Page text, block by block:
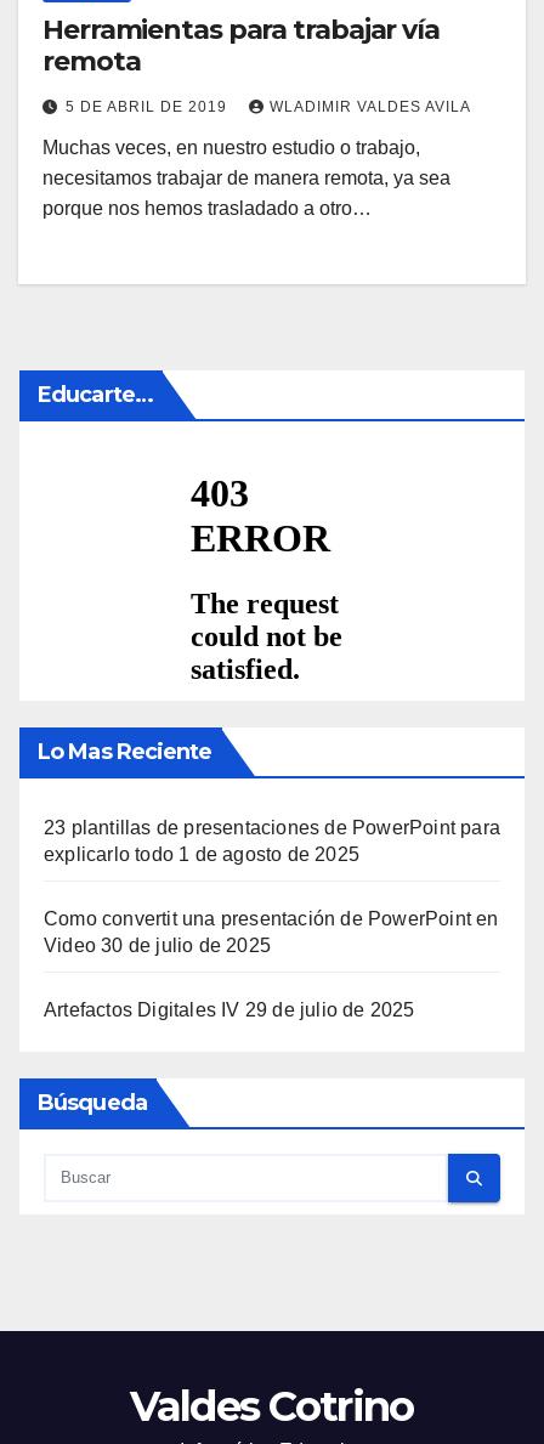
Herramientas para trabajar vía
remota
5 DE ABRIL DE 2019 WLADIMIR VALDES AVILA
Muchas veces, en nuestro estudio o trabajo,
necesitamos trabajar de manera remota, ya sea
porque nos hemos trasladado a otro…
Educarte…
Lo Mas Reciente
23 plantillas de presentaciones de PowerPoint para
explicarlo todo 1 de agosto de 2025
Como convertit una presentación de PowerPoint en
Video 30 de julio de 2025
Artefactos Digitales IV 29 de julio de 2025
Búsqueda
Valdes Cotrino